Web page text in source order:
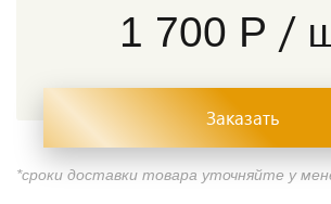
1 700 Р /
Заказать
*сроки доставки товара уточняйте у